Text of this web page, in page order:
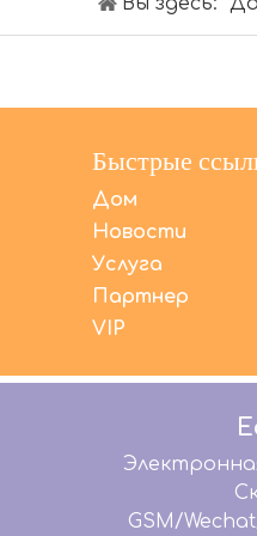
Быстрые
Дом
Новости
Услуга
Партнер
VIP
GSM/